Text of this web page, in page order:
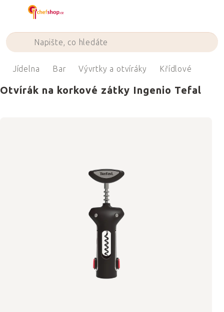
Jídelna Bar Vývrtky a otvíráky Křídlové
Otvírák na korkové zátky Ingenio Tefal